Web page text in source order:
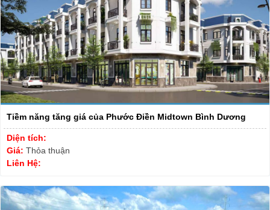
Tiềm năng tăng giá của Phước Điền Midtown Bình Dương
Diện tích:
Giá: Thỏa thuận
Liên Hệ: